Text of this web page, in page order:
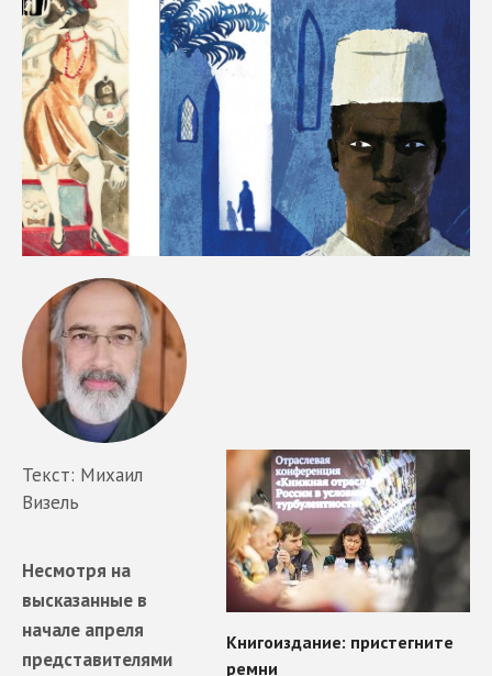
Текст: Михаил
Визель
Несмотря на
высказанные в
начале апреля
представителями